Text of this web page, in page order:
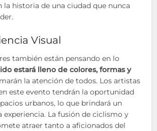
la historia de una ciudad que nunca
Visual
también están pensando en lo
estará lleno de colores, formas y
la atención de todos. Los artistas
este evento tendrán la oportunidad
urbanos, lo que brindará un
experiencia. La fusión de ciclismo y
atraer tanto a aficionados del